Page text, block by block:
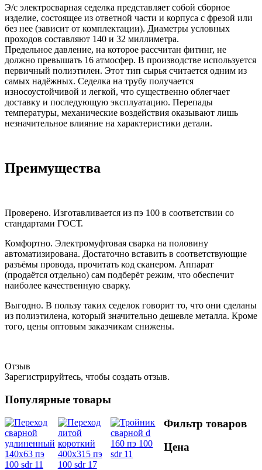
Э/с электросварная седелка представляет собой сборное
изделие, состоящее из ответной части и корпуса с фрезой или
без нее (зависит от комплектации). Диаметры условных
проходов составляют 140 и 32 миллиметра.
Предельное давление, на которое рассчитан фитинг, не
должно превышать 16 атмосфер. В производстве используется
первичный полиэтилен. Этот тип сырья считается одним из
самых надёжных. Седелка на трубу получается
износоустойчивой и легкой, что существенно облегчает
доставку и последующую эксплуатацию. Перепады
температуры, механические воздействия оказывают лишь
незначительное влияние на характеристики детали.
Преимущества
Проверено. Изготавливается из пэ 100 в соответствии со
стандартами ГОСТ.
Комфортно. Электромуфтовая сварка на половину
автоматизирована. Достаточно вставить в соответствующие
разъёмы провода, прочитать код сканером. Аппарат
(продаётся отдельно) сам подберёт режим, что обеспечит
наиболее качественную сварку.
Выгодно. В пользу таких седелок говорит то, что они сделаны
из полиэтилена, который значительно дешевле металла. Кроме
того, цены оптовым заказчикам снижены.
Отзыв
Зарегистрируйтесь, чтобы создать отзыв.
Популярные товары
Фильтр товаров
Цена